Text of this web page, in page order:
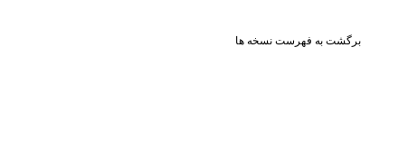
برگشت به فهرست نسخه ها